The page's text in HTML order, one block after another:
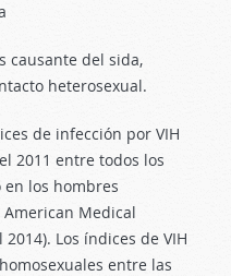
causante del sida,
heterosexual.
de infección por VIH
2011 entre todos los
los hombres
Medical
Los índices de VIH
entre las